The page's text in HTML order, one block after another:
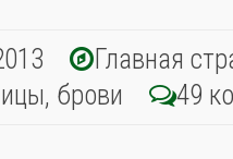
2013
Главная
брови
49